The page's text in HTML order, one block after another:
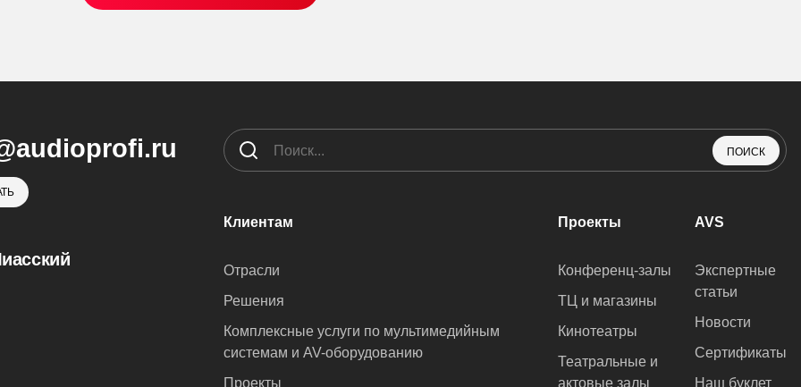
ПОИСК
Клиентам
Отрасли
Решения
Комплексные услуги по мультимедийным
системам и AV-оборудованию
Проекты
Проекты
Конференц-залы
ТЦ и магазины
Кинотеатры
Театральные и
актовые залы
AVS
Экспертные
статьи
Новости
Сертификаты
Наш буклет